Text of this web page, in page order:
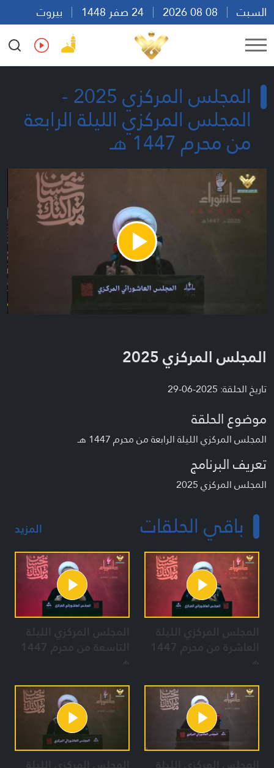
السبت
بيروت
20:04
Ar En Fr Es
المجلس المركزي 2025 -
المجلس المركزي الليلة الرابعة
من محرم 1447 هـ
Play
Video
المجلس المركزي 2025
تاريخ الحلقة: 2025-06-29
موضوع الحلقة
المجلس المركزي الليلة الرابعة من محرم 1447 هـ
تعريف البرنامج
المجلس المركزي 2025
باقي الحلقات المزيد
المجلس المركزي الليلة
العاشرة من محرم 1447
هـ
المجلس المركزي الليلة
التاسعة من محرم 1447
هـ